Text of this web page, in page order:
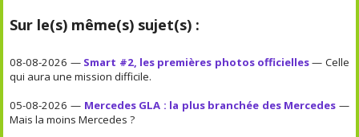
Sur le(s) même(s) sujet(s) :
08-08-2026 — Smart #2, les premières photos officielles— Celle
qui aura une mission difficile.
05-08-2026 — Mercedes GLA : la plus branchée des Mercedes —
Mais la moins Mercedes ?